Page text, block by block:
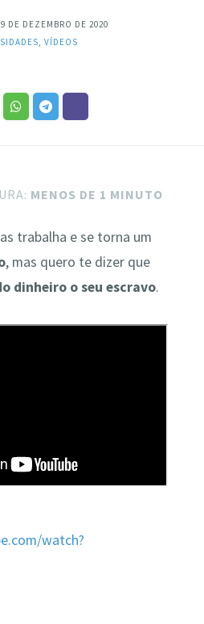
DE DEZEMBRO DE 2020
VÍDEOS
MENOS DE 1 MINUTO
trabalha e se torna um
, mas quero te dizer que
dinheiro o seu escravo.
watch?